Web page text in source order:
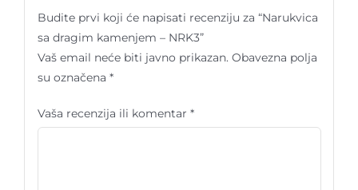
Budite prvi koji će napisati recenziju za “Narukvica
sa dragim kamenjem – NRK3”
Vaš email neće biti javno prikazan. Obavezna polja
su označena *
Vaša recenzija ili komentar *